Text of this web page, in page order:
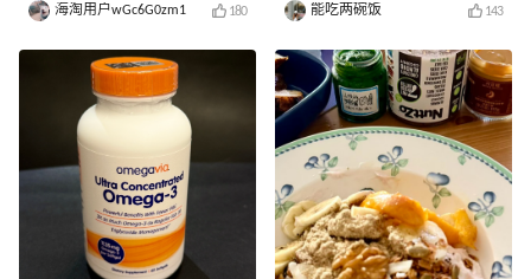
海淘用户wGc6G0zm1 180 能吃两碗饭 143